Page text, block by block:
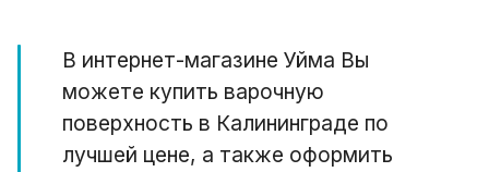
В интернет-магазине Уйма Вы
можете купить варочную
поверхность в Калининграде по
лучшей цене, а также оформить